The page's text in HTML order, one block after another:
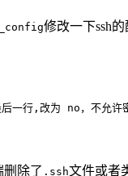
修改一下ssh
一行,改为 no，不允许
删除了 .ssh文件或者